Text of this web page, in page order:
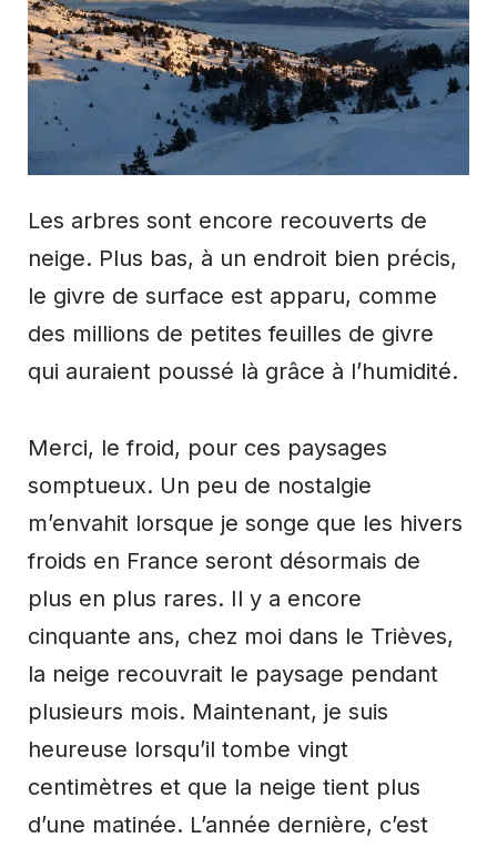
Les arbres sont encore recouverts de
neige. Plus bas, à un endroit bien précis,
le givre de surface est apparu, comme
des millions de petites feuilles de givre
qui auraient poussé là grâce à l’humidité.
Merci, le froid, pour ces paysages
somptueux. Un peu de nostalgie
m’envahit lorsque je songe que les hivers
froids en France seront désormais de
plus en plus rares. Il y a encore
cinquante ans, chez moi dans le Trièves,
la neige recouvrait le paysage pendant
plusieurs mois. Maintenant, je suis
heureuse lorsqu’il tombe vingt
centimètres et que la neige tient plus
d’une matinée. L’année dernière, c’est